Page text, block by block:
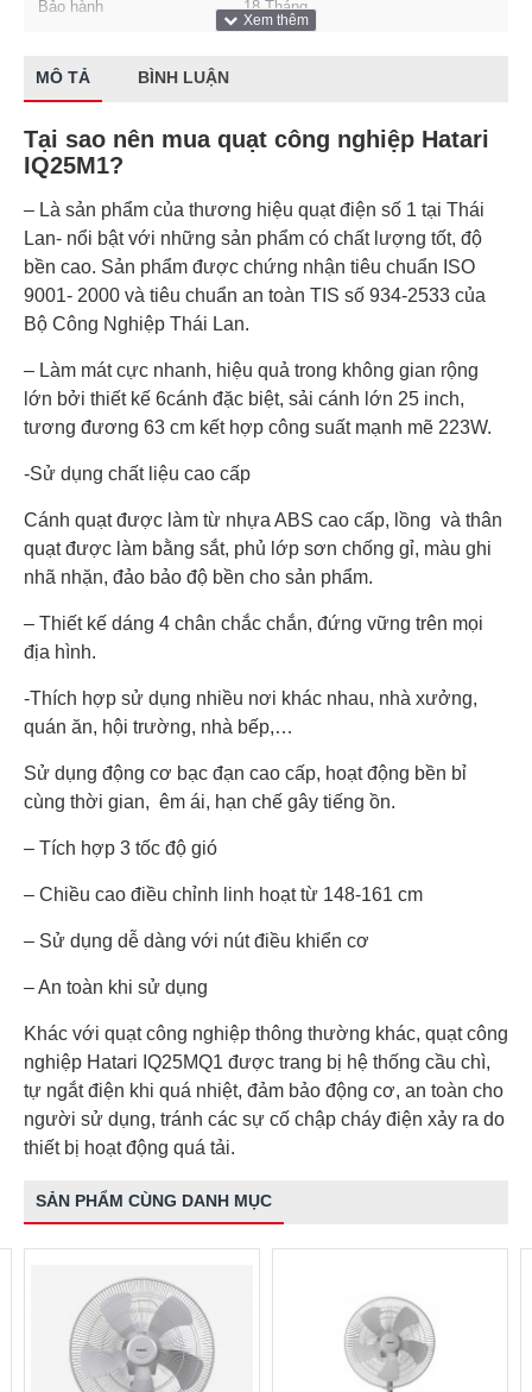
Bảo hành 18 Tháng
MÔ TẢ BÌNH LUẬN
Tại sao nên mua quạt công nghiệp Hatari
IQ25M1?
– Là sản phẩm của thương hiệu quạt điện số 1 tại Thái
Lan- nổi bật với những sản phẩm có chất lượng tốt, độ
bền cao. Sản phẩm được chứng nhận tiêu chuẩn ISO
9001- 2000 và tiêu chuẩn an toàn TIS số 934-2533 của
Bộ Công Nghiệp Thái Lan.
– Làm mát cực nhanh, hiệu quả trong không gian rộng
lớn bởi thiết kế 6cánh đặc biệt, sải cánh lớn 25 inch,
tương đương 63 cm kết hợp công suất mạnh mẽ 223W.
-Sử dụng chất liệu cao cấp
Cánh quạt được làm từ nhựa ABS cao cấp, lồng và thân
quạt được làm bằng sắt, phủ lớp sơn chống gỉ, màu ghi
nhã nhặn, đảo bảo độ bền cho sản phẩm.
– Thiết kế dáng 4 chân chắc chắn, đứng vững trên mọi
địa hình.
-Thích hợp sử dụng nhiều nơi khác nhau, nhà xưởng,
quán ăn, hội trường, nhà bếp,…
Sử dụng động cơ bạc đạn cao cấp, hoạt động bền bỉ
cùng thời gian, êm ái, hạn chế gây tiếng ồn.
– Tích hợp 3 tốc độ gió
– Chiều cao điều chỉnh linh hoạt từ 148-161 cm
– Sử dụng dễ dàng với nút điều khiển cơ
– An toàn khi sử dụng
Khác với quạt công nghiệp thông thường khác, quạt công
nghiệp Hatari IQ25MQ1 được trang bị hệ thống cầu chì,
tự ngắt điện khi quá nhiệt, đảm bảo động cơ, an toàn cho
người sử dụng, tránh các sự cố chập cháy điện xảy ra do
thiết bị hoạt động quá tải.
SẢN PHẨM CÙNG DANH MỤC